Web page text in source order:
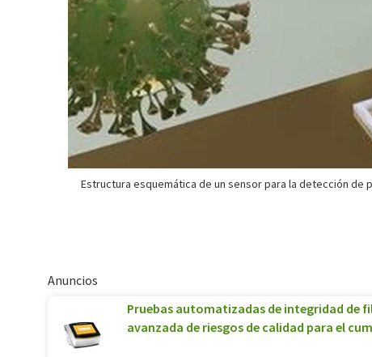
Estructura esquemática de un sensor para la detección de
Anuncios
Pruebas automatizadas de integridad de
avanzada de riesgos de calidad para el